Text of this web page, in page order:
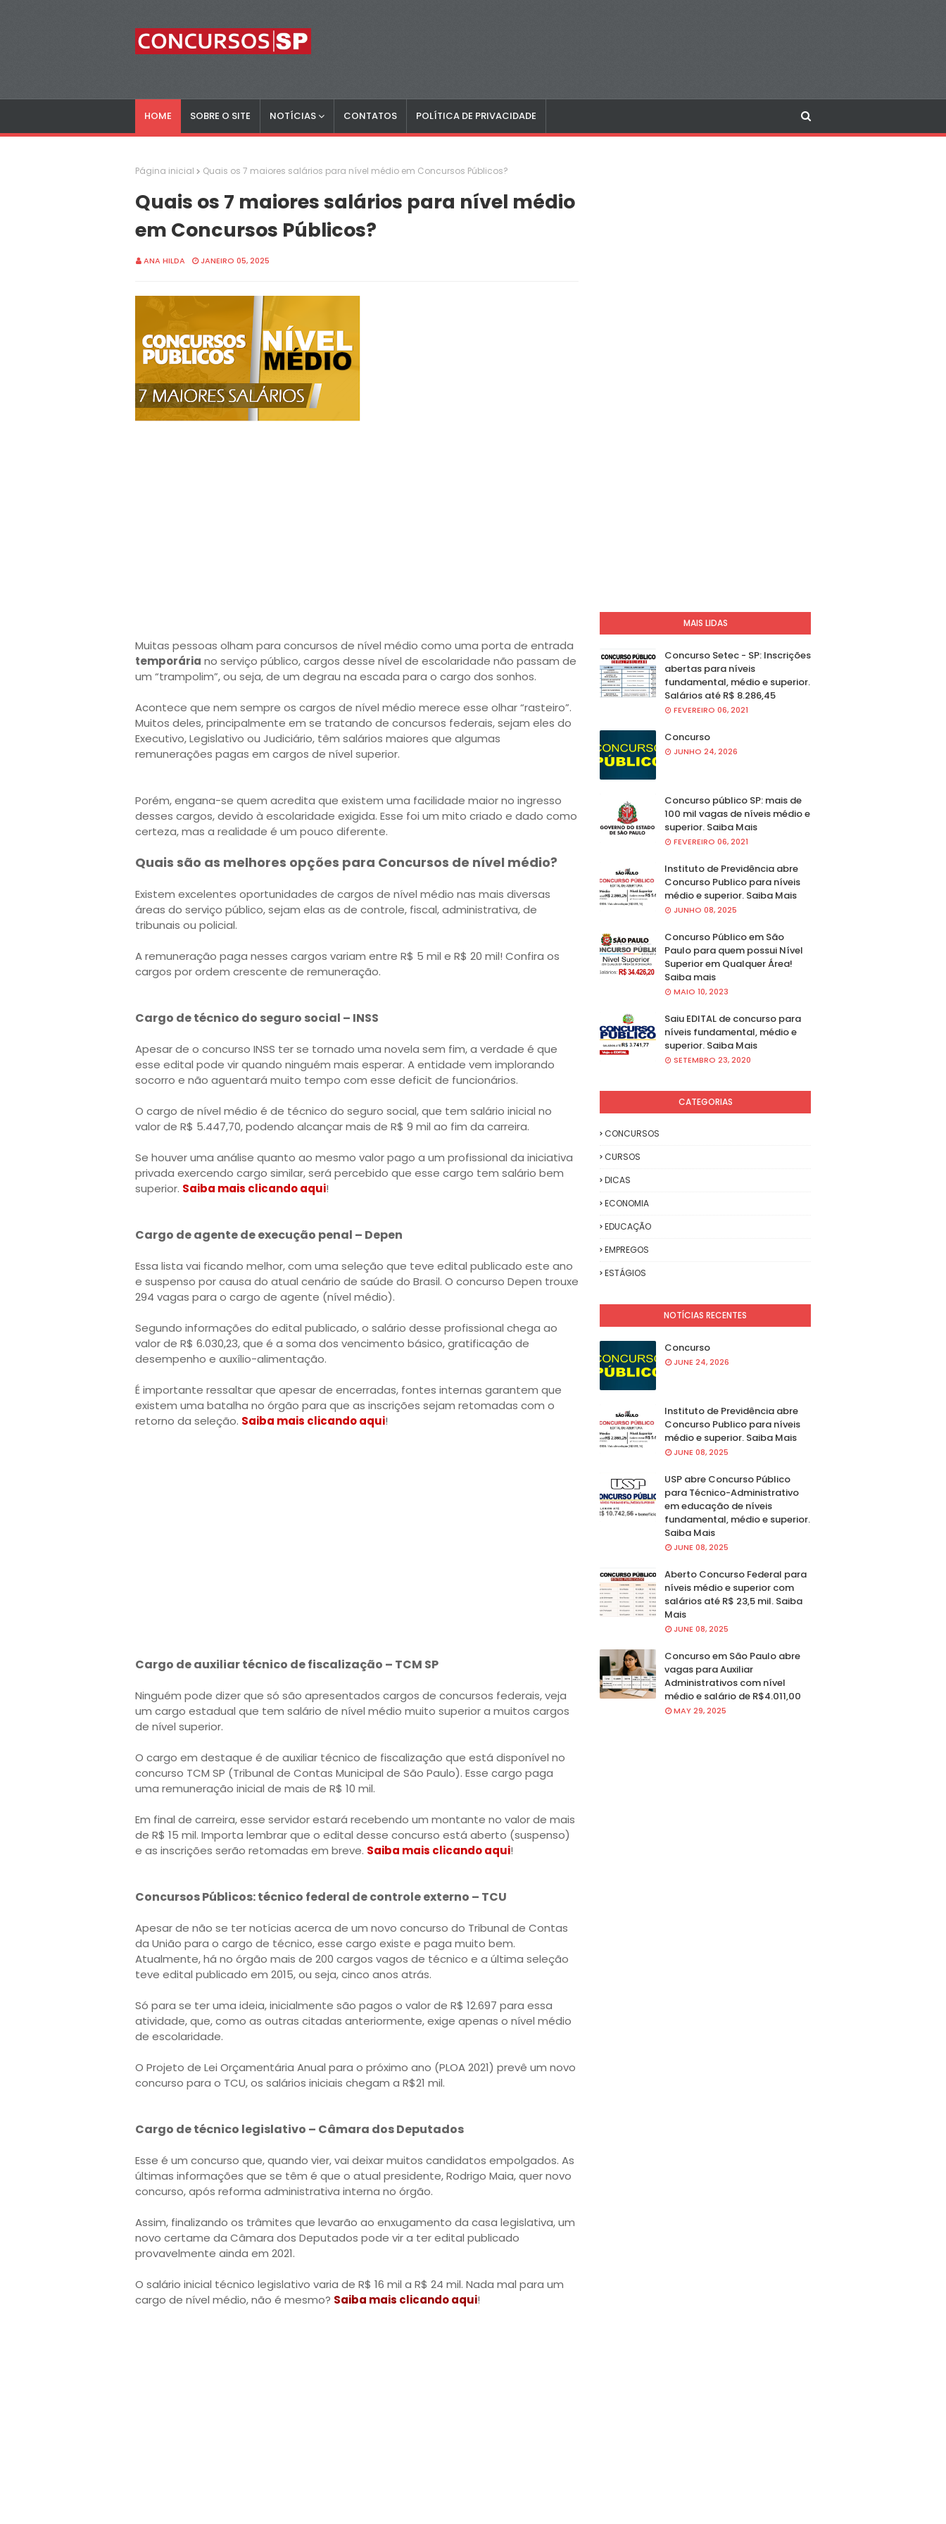
HOME SOBRE O SITE NOTÍCIAS CONTATOS POLÍTICA DE PRIVACIDADE
Página inicial Quais os 7 maiores salários para nível médio em Concursos Públicos?
Quais os 7 maiores salários para nível médio
em Concursos Públicos?
ANA HILDA JANEIRO 05, 2025
Muitas pessoas olham para concursos de nível médio como uma porta de entrada
temporária no serviço público, cargos desse nível de escolaridade não passam de
um “trampolim”, ou seja, de um degrau na escada para o cargo dos sonhos.
Acontece que nem sempre os cargos de nível médio merece esse olhar “rasteiro”.
Muitos deles, principalmente em se tratando de concursos federais, sejam eles do
Executivo, Legislativo ou Judiciário, têm salários maiores que algumas
remunerações pagas em cargos de nível superior.
Porém, engana-se quem acredita que existem uma facilidade maior no ingresso
desses cargos, devido à escolaridade exigida. Esse foi um mito criado e dado como
certeza, mas a realidade é um pouco diferente.
Quais são as melhores opções para Concursos de nível médio?
Existem excelentes oportunidades de cargos de nível médio nas mais diversas
áreas do serviço público, sejam elas as de controle, fiscal, administrativa, de
tribunais ou policial.
A remuneração paga nesses cargos variam entre R$ 5 mil e R$ 20 mil! Confira os
cargos por ordem crescente de remuneração.
Cargo de técnico do seguro social – INSS
Apesar de o concurso INSS ter se tornado uma novela sem fim, a verdade é que
esse edital pode vir quando ninguém mais esperar. A entidade vem implorando
socorro e não aguentará muito tempo com esse deficit de funcionários.
O cargo de nível médio é de técnico do seguro social, que tem salário inicial no
valor de R$ 5.447,70, podendo alcançar mais de R$ 9 mil ao fim da carreira.
Se houver uma análise quanto ao mesmo valor pago a um profissional da iniciativa
privada exercendo cargo similar, será percebido que esse cargo tem salário bem
superior. Saiba mais clicando aqui!
Cargo de agente de execução penal – Depen
Essa lista vai ficando melhor, com uma seleção que teve edital publicado este ano
e suspenso por causa do atual cenário de saúde do Brasil. O concurso Depen trouxe
294 vagas para o cargo de agente (nível médio).
Segundo informações do edital publicado, o salário desse profissional chega ao
valor de R$ 6.030,23, que é a soma dos vencimento básico, gratificação de
desempenho e auxílio-alimentação.
É importante ressaltar que apesar de encerradas, fontes internas garantem que
existem uma batalha no órgão para que as inscrições sejam retomadas com o
retorno da seleção. Saiba mais clicando aqui!
Cargo de auxiliar técnico de fiscalização – TCM SP
Ninguém pode dizer que só são apresentados cargos de concursos federais, veja
um cargo estadual que tem salário de nível médio muito superior a muitos cargos
de nível superior.
O cargo em destaque é de auxiliar técnico de fiscalização que está disponível no
concurso TCM SP (Tribunal de Contas Municipal de São Paulo). Esse cargo paga
uma remuneração inicial de mais de R$ 10 mil.
Em final de carreira, esse servidor estará recebendo um montante no valor de mais
de R$ 15 mil. Importa lembrar que o edital desse concurso está aberto (suspenso)
e as inscrições serão retomadas em breve. Saiba mais clicando aqui!
Concursos Públicos: técnico federal de controle externo – TCU
Apesar de não se ter notícias acerca de um novo concurso do Tribunal de Contas
da União para o cargo de técnico, esse cargo existe e paga muito bem.
Atualmente, há no órgão mais de 200 cargos vagos de técnico e a última seleção
teve edital publicado em 2015, ou seja, cinco anos atrás.
Só para se ter uma ideia, inicialmente são pagos o valor de R$ 12.697 para essa
atividade, que, como as outras citadas anteriormente, exige apenas o nível médio
de escolaridade.
O Projeto de Lei Orçamentária Anual para o próximo ano (PLOA 2021) prevê um novo
concurso para o TCU, os salários iniciais chegam a R$21 mil.
Cargo de técnico legislativo – Câmara dos Deputados
Esse é um concurso que, quando vier, vai deixar muitos candidatos empolgados. As
últimas informações que se têm é que o atual presidente, Rodrigo Maia, quer novo
concurso, após reforma administrativa interna no órgão.
Assim, finalizando os trâmites que levarão ao enxugamento da casa legislativa, um
novo certame da Câmara dos Deputados pode vir a ter edital publicado
provavelmente ainda em 2021.
O salário inicial técnico legislativo varia de R$ 16 mil a R$ 24 mil. Nada mal para um
cargo de nível médio, não é mesmo? Saiba mais clicando aqui!
MAIS LIDAS
Concurso Setec - SP: Inscrições
abertas para níveis
fundamental, médio e superior.
Salários até R$ 8.286,45
FEVEREIRO 06, 2021
Concurso
JUNHO 24, 2026
Concurso público SP: mais de
100 mil vagas de níveis médio e
superior. Saiba Mais
FEVEREIRO 06, 2021
Instituto de Previdência abre
Concurso Publico para níveis
médio e superior. Saiba Mais
JUNHO 08, 2025
Concurso Público em São
Paulo para quem possui Nível
Superior em Qualquer Área!
Saiba mais
MAIO 10, 2023
Saiu EDITAL de concurso para
níveis fundamental, médio e
superior. Saiba Mais
SETEMBRO 23, 2020
CATEGORIAS
CONCURSOS
CURSOS
DICAS
ECONOMIA
EDUCAÇÃO
EMPREGOS
ESTÁGIOS
NOTÍCIAS RECENTES
Concurso
JUNE 24, 2026
Instituto de Previdência abre
Concurso Publico para níveis
médio e superior. Saiba Mais
JUNE 08, 2025
USP abre Concurso Público
para Técnico-Administrativo
em educação de níveis
fundamental, médio e superior.
Saiba Mais
JUNE 08, 2025
Aberto Concurso Federal para
níveis médio e superior com
salários até R$ 23,5 mil. Saiba
Mais
JUNE 08, 2025
Concurso em São Paulo abre
vagas para Auxiliar
Administrativos com nível
médio e salário de R$4.011,00
MAY 29, 2025